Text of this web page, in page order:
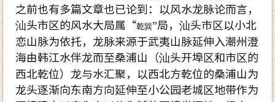
之前也有多篇文章也已论到：以风水龙脉论而言，
汕头市区的风水大局属“乾巽”局，汕头市区以小北
恋山脉为依托，龙脉来源于武夷山脉延伸入潮州澄
海由韩江水伴龙而至桑浦山（汕头开埠区和市区的
西北乾位）龙与水汇聚，以西北方乾位的桑浦山为
龙头逐渐向东南方向延伸至小公园老城区地带作为